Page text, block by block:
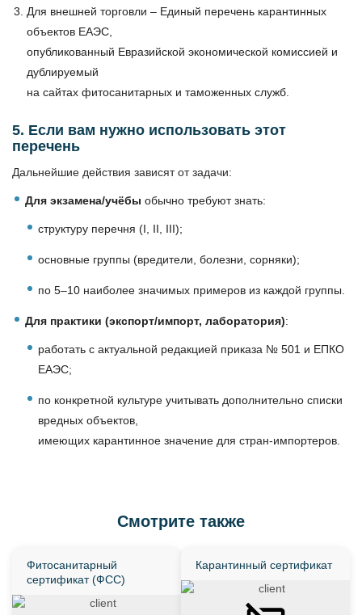
Для внешней торговли – Единый перечень карантинных
объектов ЕАЭС,
опубликованный Евразийской экономической комиссией и
дублируемый
на сайтах фитосанитарных и таможенных служб.
5. Если вам нужно использовать этот
перечень
Дальнейшие действия зависят от задачи:
Для экзамена/учёбы обычно требуют знать:
структуру перечня (I, II, III);
основные группы (вредители, болезни, сорняки);
по 5–10 наиболее значимых примеров из каждой группы.
Для практики (экспорт/импорт, лаборатория):
работать с актуальной редакцией приказа № 501 и ЕПКО
ЕАЭС;
по конкретной культуре учитывать дополнительно списки
вредных объектов,
имеющих карантинное значение для стран-импортеров.
Смотрите также
Фитосанитарный
сертификат (ФСС)
Карантинный сертификат